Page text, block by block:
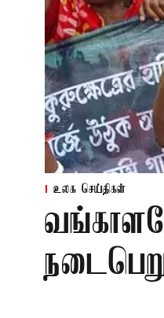
உலக செய்திகள்